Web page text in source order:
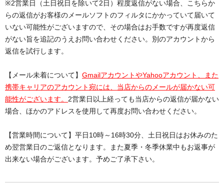
※2営業日（土日祝日を除いて2日）程度返信がない場合、こちらか
らの返信がお客様のメールソフトのフィルタにかかっていて届いて
いない可能性がございますので、その場合はお手数ですが再度返信
がない旨を追記のうえお問い合わせください。別のアカウントから
返信を試行します。
【メール未着について】 GmailアカウントやYahooアカウント、また
携帯キャリアのアカウント宛には、当店からのメールが届かない可
能性がございます。 2営業日以上経っても当店からの返信が届かない
場合、ほかのアドレスを使用して再度お問い合わせください。
【営業時間について】平日10時～16時30分、土日祝日はお休みのた
め翌営業日のご返信となります。また夏季・冬季休業中もお返事が
出来ない場合がございます。予めご了承下さい。